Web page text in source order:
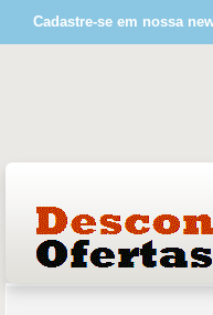
Cadastre-se em nossa